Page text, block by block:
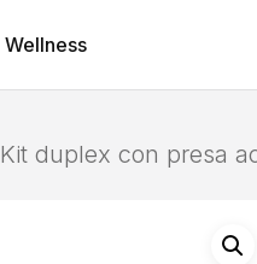
Wellness
Kit duplex con presa